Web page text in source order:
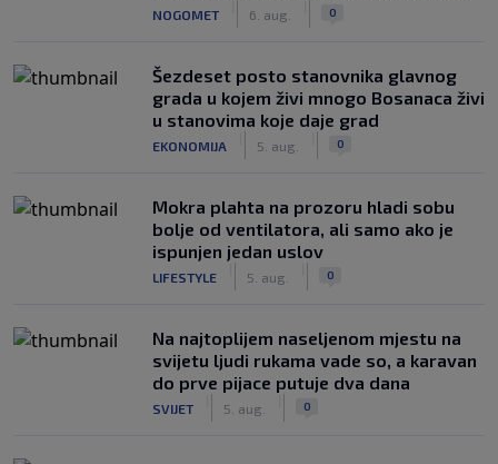
NOGOMET 6. aug. 0
Šezdeset posto stanovnika glavnog
grada u kojem živi mnogo Bosanaca živi
u stanovima koje daje grad
EKONOMIJA 5. aug. 0
Mokra plahta na prozoru hladi sobu
bolje od ventilatora, ali samo ako je
ispunjen jedan uslov
LIFESTYLE 5. aug. 0
Na najtoplijem naseljenom mjestu na
svijetu ljudi rukama vade so, a karavan
do prve pijace putuje dva dana
SVIJET 5. aug. 0